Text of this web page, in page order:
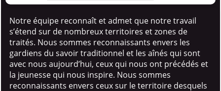
Notre équipe reconnaît et admet que notre travail
s’étend sur de nombreux territoires et zones de
traités. Nous sommes reconnaissants envers les
gardiens du savoir traditionnel et les aînés qui sont
avec nous aujourd’hui, ceux qui nous ont précédés et
la jeunesse qui nous inspire. Nous sommes
reconnaissants envers ceux sur le territoire desquels